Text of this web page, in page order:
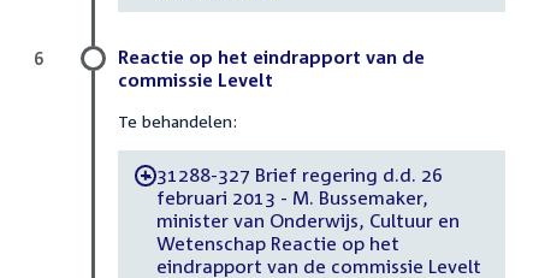
Reactie op het eindrapport van de
commissie Levelt
Te behandelen:
-31288-327 Brief regering d.d. 26
februari 2013 - M. Bussemaker,
minister van Onderwijs, Cultuur en
Wetenschap Reactie op het
eindrapport van de commissie Levelt
6